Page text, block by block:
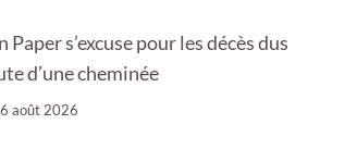
Paper s’excuse pour les décès dus
d’une cheminée
6 août 2026